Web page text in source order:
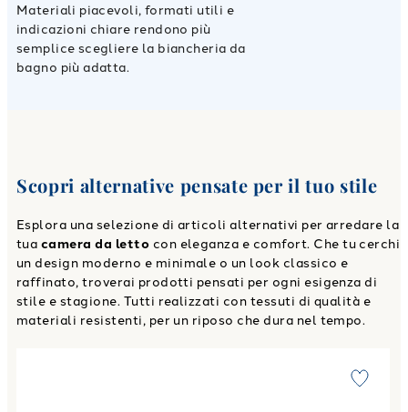
Materiali piacevoli, formati utili e
indicazioni chiare rendono più
semplice scegliere la biancheria da
bagno più adatta.
Scopri alternative pensate per il tuo stile
Esplora una selezione di articoli alternativi per arredare la
tua camera da letto con eleganza e comfort. Che tu cerchi
un design moderno e minimale o un look classico e
raffinato, troverai prodotti pensati per ogni esigenza di
stile e stagione. Tutti realizzati con tessuti di qualità e
materiali resistenti, per un riposo che dura nel tempo.